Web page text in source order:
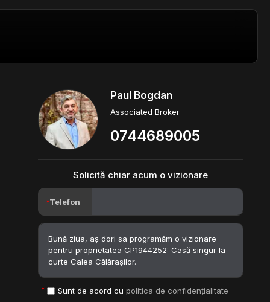
Paul Bogdan
Associated Broker
0744689005
Solicită chiar acum o vizionare
Telefon
Sunt de acord cu politica de confidențialitate